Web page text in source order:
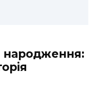
народження: